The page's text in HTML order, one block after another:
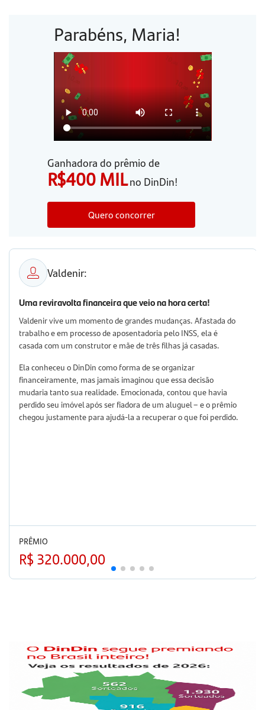
Ganhadora do prêmio de
R$400 MILno DinDin!
Quero concorrer
Parabéns, Maria!
Valdenir:
Uma reviravolta financeira que veio na hora certa!
Valdenir vive um momento de grandes mudanças. Afastada do
trabalho e em processo de aposentadoria pelo INSS, ela é
casada com um construtor e mãe de três filhas já casadas.
Ela conheceu o DinDin como forma de se organizar
financeiramente, mas jamais imaginou que essa decisão
mudaria tanto sua realidade. Emocionada, contou que havia
perdido seu imóvel após ser fiadora de um aluguel – e o prêmio
chegou justamente para ajudá-la a recuperar o que foi perdido.
PRÊMIO
R$ 320.000,00